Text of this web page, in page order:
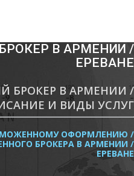
В АРМЕНИИ /
ЕРЕВАНЕ
БРОКЕР В АРМЕНИИ /
И ВИДЫ УСЛУГ
ОФОРМЛЕНИЮ /
БРОКЕРА В АРМЕНИИ /
ЕРЕВАНЕ